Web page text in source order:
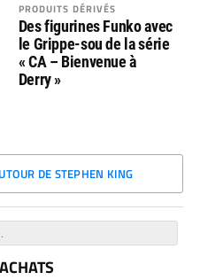
PRODUITS DÉRIVÉS
Des figurines Funko avec
le Grippe-sou de la série
« CA – Bienvenue à
Derry »
DE STEPHEN KING